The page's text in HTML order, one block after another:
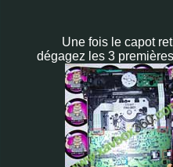
Une fois le capot
dégagez les 3